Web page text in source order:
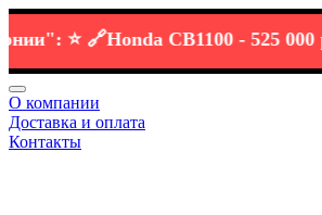
⭐️ 🔗Honda CB1100 -525 000 р 💰
О компании
Доставка и оплата
Контакты